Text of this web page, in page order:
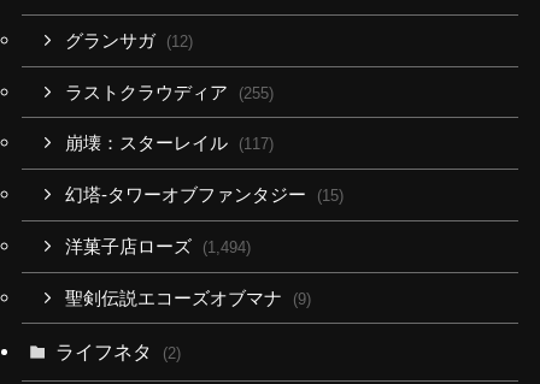
グランサガ (12)
ラストクラウディア (255)
崩壊：スターレイル (117)
幻塔-タワーオブファンタジー (15)
洋菓子店ローズ (1,494)
聖剣伝説エコーズオブマナ (9)
ライフネタ (2)